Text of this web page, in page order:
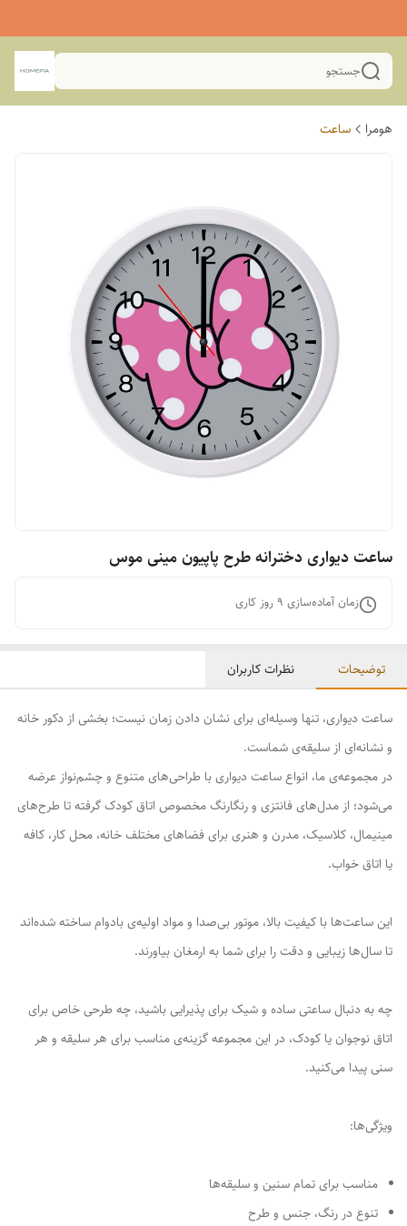
جستجو
هومرا ساعت
ساعت دیواری دخترانه طرح پاپیون مینی موس
زمان آماده‌سازی 9 روز کاری
توضیحات نظرات کاربران
ساعت دیواری، تنها وسیله‌ای برای نشان دادن زمان نیست؛ بخشی از دکور خانه
و نشانه‌ای از سلیقه‌ی شماست.
در مجموعه‌ی ما، انواع ساعت دیواری با طراحی‌های متنوع و چشم‌نواز عرضه
می‌شود؛ از مدل‌های فانتزی و رنگارنگ مخصوص اتاق کودک گرفته تا طرح‌های
مینیمال، کلاسیک، مدرن و هنری برای فضاهای مختلف خانه، محل کار، کافه
یا اتاق خواب.
این ساعت‌ها با کیفیت بالا، موتور بی‌صدا و مواد اولیه‌ی بادوام ساخته شده‌اند
تا سال‌ها زیبایی و دقت را برای شما به ارمغان بیاورند.
چه به دنبال ساعتی ساده و شیک برای پذیرایی باشید، چه طرحی خاص برای
اتاق نوجوان یا کودک، در این مجموعه گزینه‌ی مناسب برای هر سلیقه و هر
سنی پیدا می‌کنید.
ویژگی‌ها:
مناسب برای تمام سنین و سلیقه‌ها
تنوع در رنگ، جنس و طرح